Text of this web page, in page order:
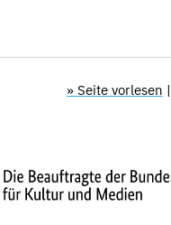
» Seite vorlesen |